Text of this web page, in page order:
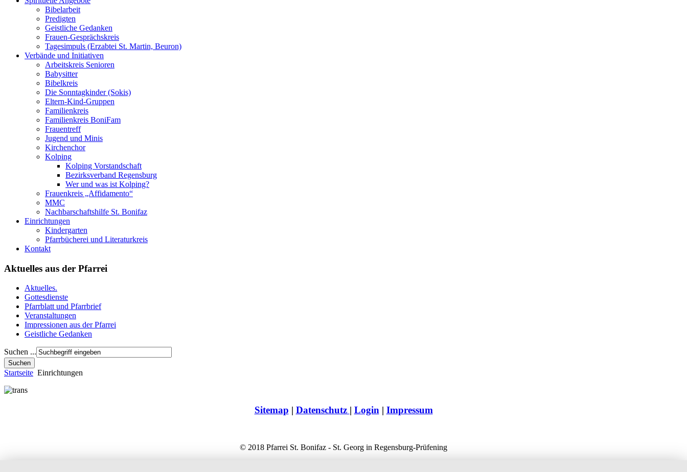
Bibelarbeit
Predigten
Geistliche Gedanken
Frauen-Gesprächskreis
Tagesimpuls (Erzabtei St. Martin, Beuron)
Verbände und Initiativen
Arbeitskreis Senioren
Babysitter
Bibelkreis
Die Sonntagkinder (Sokis)
Eltern-Kind-Gruppen
Familienkreis
Familienkreis BoniFam
Frauentreff
Jugend und Minis
Kirchenchor
Kolping
Kolping Vorstandschaft
Bezirksverband Regensburg
Wer und was ist Kolping?
Frauenkreis „Affidamento“
MMC
Nachbarschaftshilfe St. Bonifaz
Einrichtungen
Kindergarten
Pfarrbücherei und Literaturkreis
Kontakt
Aktuelles aus der Pfarrei
Aktuelles.
Gottesdienste
Pfarrblatt und Pfarrbrief
Veranstaltungen
Impressionen aus der Pfarrei
Geistliche Gedanken
Suchen ...
Startseite Einrichtungen
Sitemap | Datenschutz | Login | Impressum
© 2018 Pfarrei St. Bonifaz - St. Georg in Regensburg-Prüfening